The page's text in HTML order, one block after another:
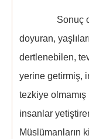
Sonuç
doyuran,
dertlenebilen,
yerine getirmiş,
tezkiye olmamış
insanlar
Müslümanların